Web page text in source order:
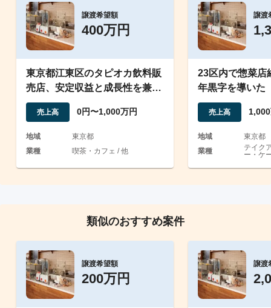
譲渡希望額
400万円
東京都江東区のタピオカ飲料販
売店、安定収益と成長性を兼ね
備えた飲食事業の譲渡案件
売上高 0円〜1,000万円
地域
東京都
業種
喫茶・カフェ / 他
譲渡
23区内で惣菜店
年黒字を導いた
物・焼き鳥」
売上高
地域
東京都
業種
テイク
ー・ケ
類似のおすすめ案件
譲渡希望額
200万円
譲渡